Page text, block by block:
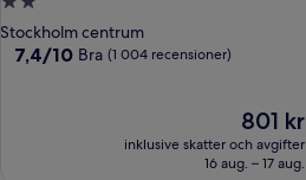
stjärnigt
boende
Stockholm centrum
7.4
(1 004 recensioner)
7,4/10 Bra (1 004 recensioner)
Priset
är
801 kr
801 kr
inklusive skatter och avgifter
16 aug. – 17 aug.